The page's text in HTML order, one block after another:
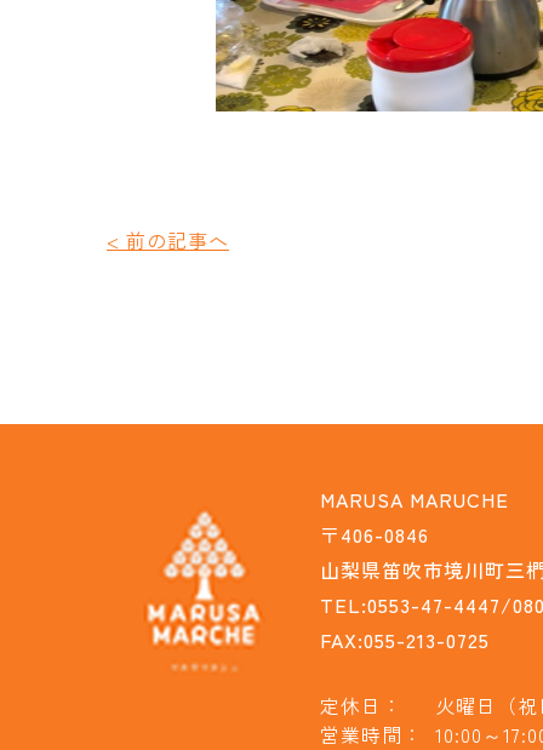
< 前の記事へ
MARUSA MARUCHE
〒406-0846
山梨県笛吹市境川町三
TEL:0553-47-4447/
FAX:055-213-0725
定休日：
火曜日（
営業時間：
10:00～